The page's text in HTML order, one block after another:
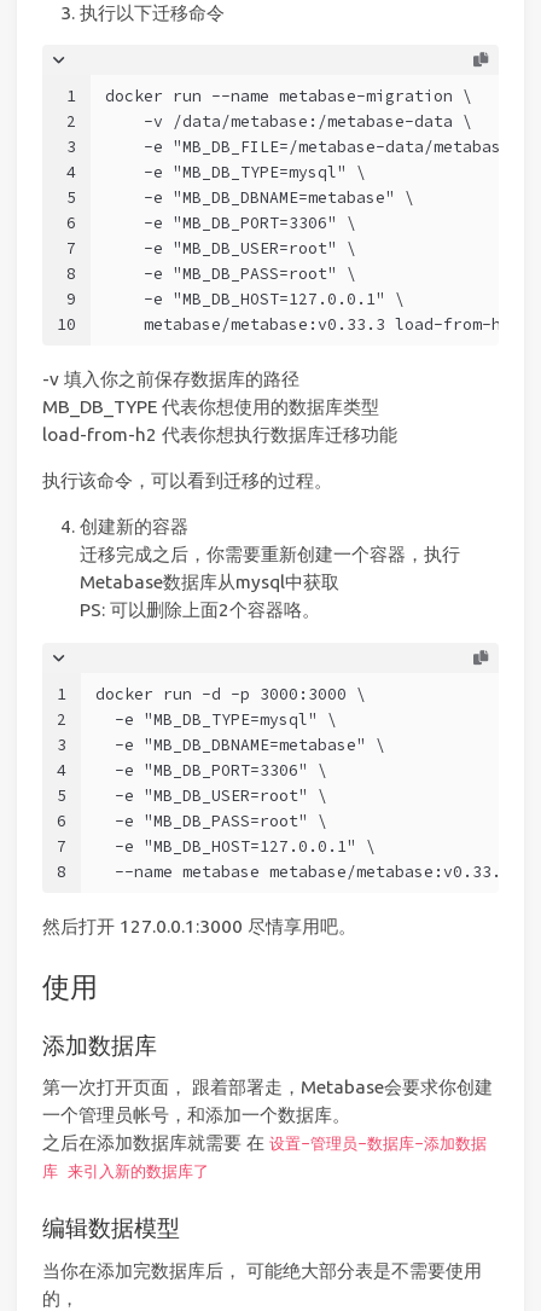
执行以下迁移命令
1
2
3
4
5
6
7
8
9
10
docker run --name metabase-migration \
    -v /data/metabase:/metabase-data \
-e "MB_DB_FILE=/metabase-data/
    -e "MB_DB_TYPE=mysql" \
    -e "MB_DB_DBNAME=metabase" \
    -e "MB_DB_PORT=3306" \
    -e "MB_DB_USER=root" \
    -e "MB_DB_PASS=root" \
    -e "MB_DB_HOST=127.0.0.1" \
    metabase/metabase:v0.33.3 load-from-h2
-v 填入你之前保存数据库的路径
MB_DB_TYPE 代表你想使用的数据库类型
load-from-h2 代表你想执行数据库迁移功能
执行该命令，可以看到迁移的过程。
创建新的容器
迁移完成之后，你需要重新创建一个容器，执行
Metabase数据库从mysql中获取
PS: 可以删除上面2个容器咯。
1
2
3
4
5
6
7
8
docker run -d -p 3000:3000 \
  -e "MB_DB_TYPE=mysql" \
  -e "MB_DB_DBNAME=metabase" \
  -e "MB_DB_PORT=3306" \
  -e "MB_DB_USER=root" \
  -e "MB_DB_PASS=root" \
  -e "MB_DB_HOST=127.0.0.1" \
  --name metabase metabase/metabase:v0.33.3
然后打开 127.0.0.1:3000 尽情享用吧。
使用
添加数据库
第一次打开页面， 跟着部署走，Metabase会要求你创建
一个管理员帐号，和添加一个数据库。
之后在添加数据库就需要 在 设置-管理员-数据库-添加数据
库 来引入新的数据库了
编辑数据模型
当你在添加完数据库后， 可能绝大部分表是不需要使用
的，